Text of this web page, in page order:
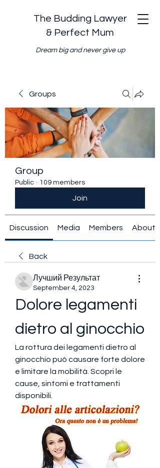
The Budding Lawyer
& Perfect Mum
Dream big and never give up
Groups
Group
Public · 109 members
Join
Discussion Media Members About
Back
Лучший Результат
September 4, 2023
Dolore legamenti
dietro al ginocchio
La rottura dei legamenti dietro al
ginocchio può causare forte dolore
e limitare la mobilità. Scopri le
cause, sintomi e trattamenti
disponibili.